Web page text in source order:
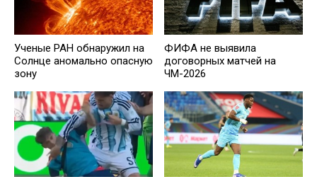
Ученые РАН обнаружил на
Солнце аномально опасную
зону
ФИФА не выявила
договорных матчей на
ЧМ-2026